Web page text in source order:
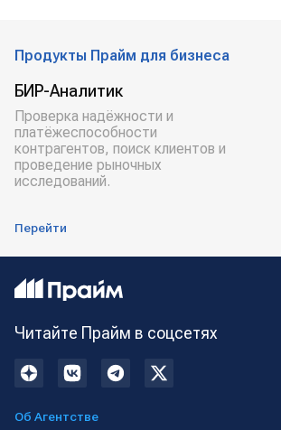
Продукты Прайм для бизнеса
БИР-Аналитик
Проверка надёжности и
платёжеспособности
контрагентов, поиск клиентов и
проведение рыночных
исследований.
Перейти
Читайте Прайм в соцсетях
Об Агентстве